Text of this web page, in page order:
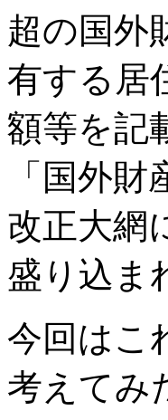
超の国外
有する居
額等を記
「国外
改正大網
盛り込ま
今回はこ
考えてみ